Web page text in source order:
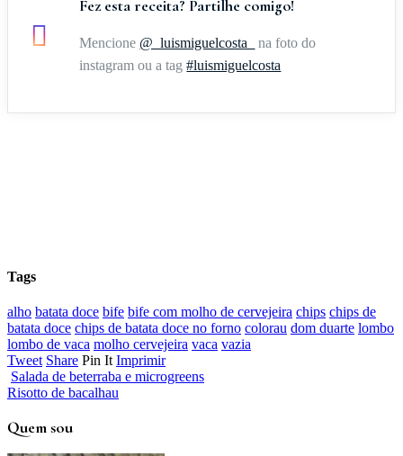
Fez esta receita? Partilhe comigo!
Mencione @_luismiguelcosta_
na foto do
instagram ou a tag#luismiguelcosta
Tags
alho batata doce bife bife com molho de cervejeira chips chips de
batata doce chips de batata doce no forno colorau dom duarte lombo
lombo de vaca molho cervejeira vaca vazia
Tweet Share Pin It Imprimir
Salada de beterraba e microgreens
Risotto de bacalhau
Quem sou